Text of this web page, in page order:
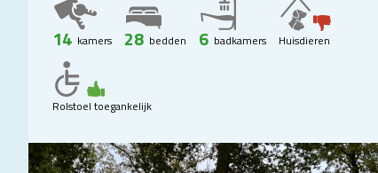
14 kamers 28 bedden 6 badkamers Huisdieren
Rolstoel toegankelijk